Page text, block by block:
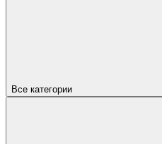
Все категории